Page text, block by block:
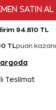
SATIN AL
94.810 TL
TL puan
Teslimat